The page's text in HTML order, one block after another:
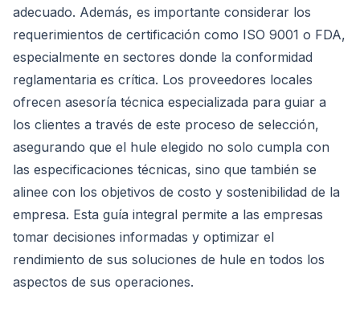
adecuado. Además, es importante considerar los
requerimientos de certificación como ISO 9001 o FDA,
especialmente en sectores donde la conformidad
reglamentaria es crítica. Los proveedores locales
ofrecen asesoría técnica especializada para guiar a
los clientes a través de este proceso de selección,
asegurando que el hule elegido no solo cumpla con
las especificaciones técnicas, sino que también se
alinee con los objetivos de costo y sostenibilidad de la
empresa. Esta guía integral permite a las empresas
tomar decisiones informadas y optimizar el
rendimiento de sus soluciones de hule en todos los
aspectos de sus operaciones.